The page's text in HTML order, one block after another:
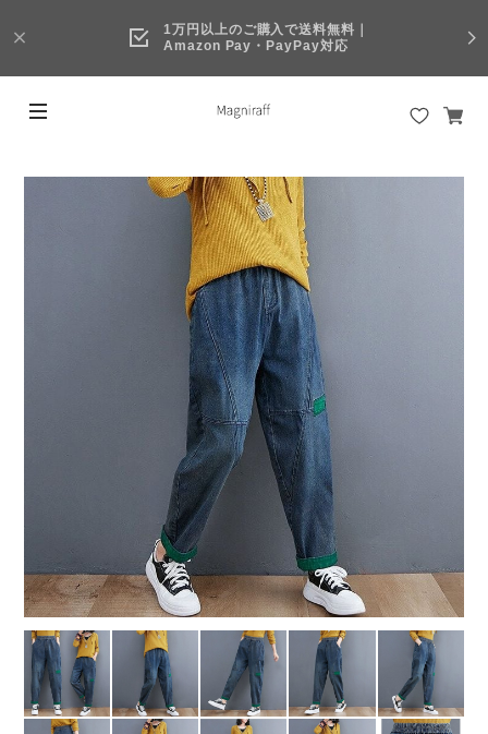
1万円以上のご購入で送料無料｜
Amazon Pay・PayPay対応